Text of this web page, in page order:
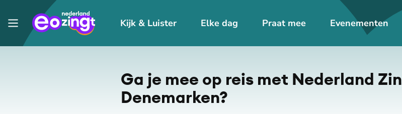
Kijk & Luister Elke dag Praat mee Evenementen
Ga je mee op reis met Nederland
Denemarken?